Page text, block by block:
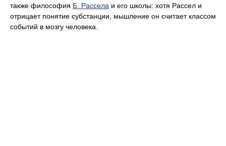
также философия Б. Рассела и его школы: хотя Рассел и
отрицает понятие субстанции, мышление он считает классом
событий в мозгу человека.